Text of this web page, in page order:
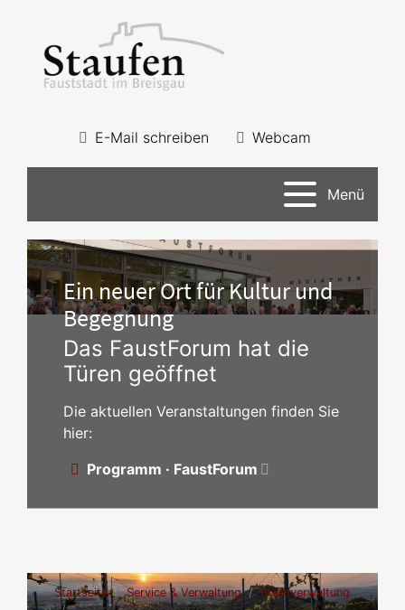
E-Mail schreiben Webcam
Menü
Ein neuer Ort für Kultur und
Begegnung
Das FaustForum hat die
Türen geöffnet
Die aktuellen Veranstaltungen finden Sie
hier:
Programm · FaustForum
Startseite Service & Verwaltung
Stadtverwaltung